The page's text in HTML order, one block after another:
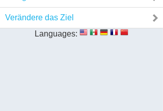
Verändere das Ziel
Languages: